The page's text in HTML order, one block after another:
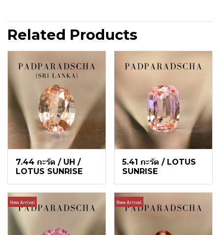
Related Products
7.44 กะรัต / UH /
LOTUS SUNRISE
5.41 กะรัต / LOTUS
SUNRISE
New Arrival New Arrival